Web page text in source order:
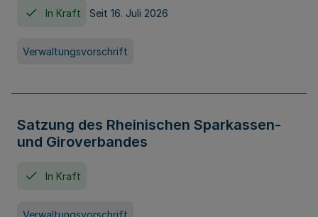
In Kraft Seit 16. Juli 2026
Verwaltungsvorschrift
Satzung des Rheinischen Sparkassen-
und Giroverbandes
In Kraft
Verwaltungsvorschrift